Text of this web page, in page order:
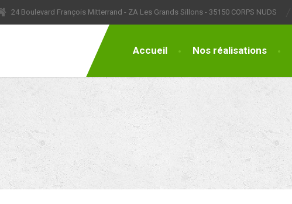
24 Boulevard François Mitterrand - ZA Les Grands Sillons - 35150 CORPS NUDS
Accueil Nos réalisations